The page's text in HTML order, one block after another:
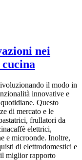
nei
il modo in
innovative e
Questo
di mercato e le
frullatori da
elettrici,
e microonde. Inoltre,
di elettrodomestici e
miglior rapporto